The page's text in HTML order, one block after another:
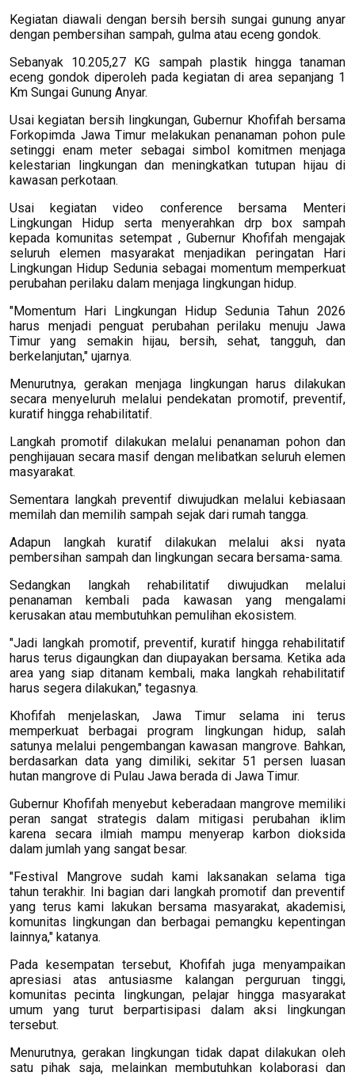
Kegiatan diawali dengan bersih bersih sungai gunung anyar
dengan pembersihan sampah, gulma atau eceng gondok.
Sebanyak 10.205,27 KG sampah plastik hingga tanaman
eceng gondok diperoleh pada kegiatan di area sepanjang 1
Km Sungai Gunung Anyar.
Usai kegiatan bersih lingkungan, Gubernur Khofifah bersama
Forkopimda Jawa Timur melakukan penanaman pohon pule
setinggi enam meter sebagai simbol komitmen menjaga
kelestarian lingkungan dan meningkatkan tutupan hijau di
kawasan perkotaan.
Usai kegiatan video conference bersama Menteri
Lingkungan Hidup serta menyerahkan drp box sampah
kepada komunitas setempat , Gubernur Khofifah mengajak
seluruh elemen masyarakat menjadikan peringatan Hari
Lingkungan Hidup Sedunia sebagai momentum memperkuat
perubahan perilaku dalam menjaga lingkungan hidup.
"Momentum Hari Lingkungan Hidup Sedunia Tahun 2026
harus menjadi penguat perubahan perilaku menuju Jawa
Timur yang semakin hijau, bersih, sehat, tangguh, dan
berkelanjutan," ujarnya.
Menurutnya, gerakan menjaga lingkungan harus dilakukan
secara menyeluruh melalui pendekatan promotif, preventif,
kuratif hingga rehabilitatif.
Langkah promotif dilakukan melalui penanaman pohon dan
penghijauan secara masif dengan melibatkan seluruh elemen
masyarakat.
Sementara langkah preventif diwujudkan melalui kebiasaan
memilah dan memilih sampah sejak dari rumah tangga.
Adapun langkah kuratif dilakukan melalui aksi nyata
pembersihan sampah dan lingkungan secara bersama-sama.
Sedangkan langkah rehabilitatif diwujudkan melalui
penanaman kembali pada kawasan yang mengalami
kerusakan atau membutuhkan pemulihan ekosistem.
"Jadi langkah promotif, preventif, kuratif hingga rehabilitatif
harus terus digaungkan dan diupayakan bersama. Ketika ada
area yang siap ditanam kembali, maka langkah rehabilitatif
harus segera dilakukan," tegasnya.
Khofifah menjelaskan, Jawa Timur selama ini terus
memperkuat berbagai program lingkungan hidup, salah
satunya melalui pengembangan kawasan mangrove. Bahkan,
berdasarkan data yang dimiliki, sekitar 51 persen luasan
hutan mangrove di Pulau Jawa berada di Jawa Timur.
Gubernur Khofifah menyebut keberadaan mangrove memiliki
peran sangat strategis dalam mitigasi perubahan iklim
karena secara ilmiah mampu menyerap karbon dioksida
dalam jumlah yang sangat besar.
"Festival Mangrove sudah kami laksanakan selama tiga
tahun terakhir. Ini bagian dari langkah promotif dan preventif
yang terus kami lakukan bersama masyarakat, akademisi,
komunitas lingkungan dan berbagai pemangku kepentingan
lainnya," katanya.
Pada kesempatan tersebut, Khofifah juga menyampaikan
apresiasi atas antusiasme kalangan perguruan tinggi,
komunitas pecinta lingkungan, pelajar hingga masyarakat
umum yang turut berpartisipasi dalam aksi lingkungan
tersebut.
Menurutnya, gerakan lingkungan tidak dapat dilakukan oleh
satu pihak saja, melainkan membutuhkan kolaborasi dan